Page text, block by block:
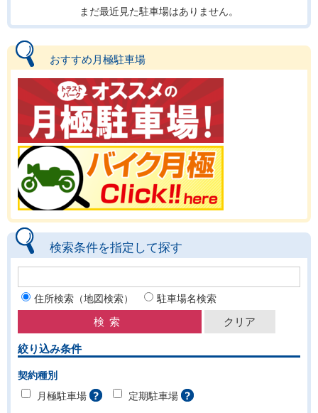
まだ最近見た駐車場はありません。
おすすめ月極駐車場
検索条件を指定して探す
住所検索（地図検索） 駐車場名検索
絞り込み条件
契約種別
月極駐車場
定期駐車場